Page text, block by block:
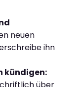
neuen
ihn
kündigen:
über